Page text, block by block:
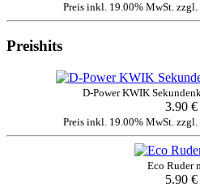
Preis inkl. 19.00% MwSt. zzgl.
Preishits
D-Power KWIK
3.90 €
Preis inkl. 19.00% MwSt. zzgl.
Eco Ruder
5.90 €